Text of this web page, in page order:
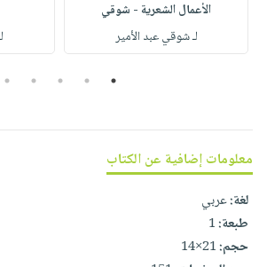
صابون
أطفال
فيديوهات
أسئلة
وفرات
انشر
كتابك
تواصل
التسوق
الأعمال الشعرية - شوقي
لـ شوقي عبد الأمير
1
2
3
4
5
معلومات إضافية عن الكتاب
لغة:عربي
طبعة:1
حجم:21×14